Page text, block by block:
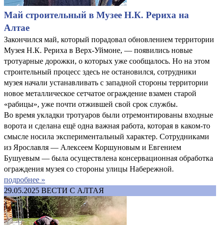
Май строительный в Музее Н.К. Рериха на
Алтае
Закончился май, который порадовал обновлением территории
Музея Н.К. Рериха в Верх-Уймоне, — появились новые
тротуарные дорожки, о которых уже сообщалось. Но на этом
строительный процесс здесь не остановился, сотрудники
музея начали устанавливать с западной стороны территории
новое металлическое сетчатое ограждение взамен старой
«рабицы», уже почти отжившей свой срок службы.
Во время укладки тротуаров были отремонтированы входные
ворота и сделана ещё одна важная работа, которая в каком-то
смысле носила экспериментальный характер. Сотрудниками
из Ярославля — Алексеем Коршуновым и Евгением
Бушуевым — была осуществлена консервационная обработка
ограждения музея со стороны улицы Набережной.
подробнее »
29.05.2025 ВЕСТИ С АЛТАЯ